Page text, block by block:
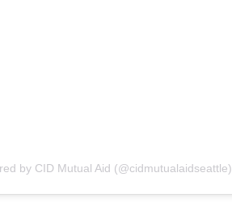
by CID Mutual Aid (@cidmutualaidseattle)